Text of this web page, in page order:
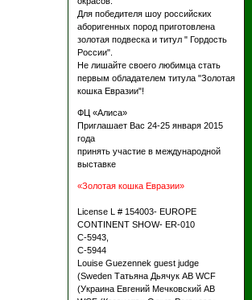
Для победителя шоу российских
аборигенных пород приготовлена
золотая подвеска и титул " Гордость
России".
Не лишайте своего любимца стать
первым обладателем титула "Золотая
кошка Евразии"!
ФЦ «Алиса»
Приглашает Вас 24-25 января 2015
года
принять участие в международной
выставке
«Золотая кошка Евразии»
License L # 154003- EUROPE
CONTINENT SHOW- ER-010
C-5943,
C-5944
Louise Guezennek guest judge
(Sweden Татьяна Дьячук АВ WCF
(Украина Евгений Мечковский АВ